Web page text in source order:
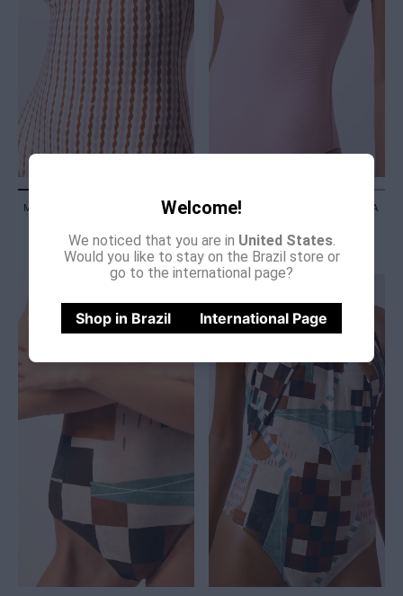
Welcome!
We noticed that you are in United States.
Would you like to stay on the Brazil store or
go to the international page?
Shop in Brazil International Page
MAIÔ MEIA-TAÇA RETRO NEW
R$ 898,00
MAIÔ OMBRO DETALHE ROSA
R$ 998,00